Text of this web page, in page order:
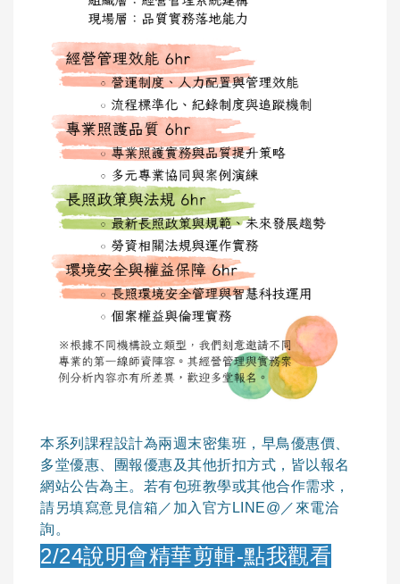
本系列課程設計為兩週末密集班，早鳥優惠價、
多堂優惠、團報優惠及其他折扣方式，皆以報名
網站公告為主。若有包班教學或其他合作需求，
請另填寫意見信箱／加入官方LINE@／來電洽
詢。
2/24說明會精華剪輯-點我觀看